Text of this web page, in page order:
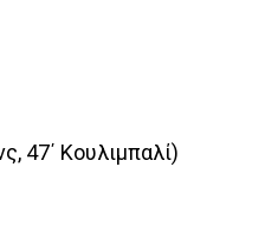
47΄ Κουλιμπαλί)